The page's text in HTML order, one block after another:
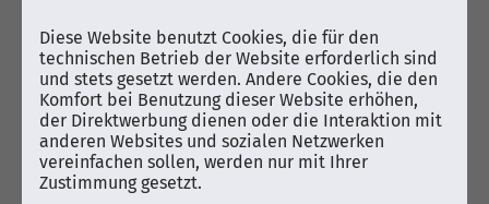
Diese Website benutzt Cookies, die für den
technischen Betrieb der Website erforderlich sind
und stets gesetzt werden. Andere Cookies, die den
Komfort bei Benutzung dieser Website erhöhen,
der Direktwerbung dienen oder die Interaktion mit
anderen Websites und sozialen Netzwerken
vereinfachen sollen, werden nur mit Ihrer
Zustimmung gesetzt.